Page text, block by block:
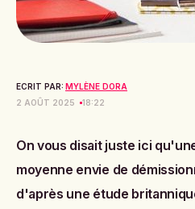
ECRIT PAR: MYLÈNE DORA
2 AOÛT 2025
18:22
On vous disait juste ici
moyenne envie de
d'après une étude